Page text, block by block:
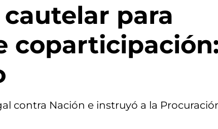
para
coparticipación:
contra Nación e instruyó a la